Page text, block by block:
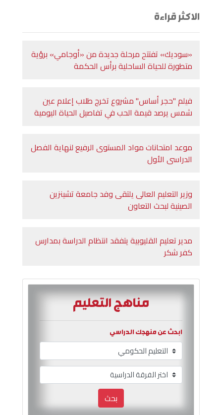
الاكثر قراءة
«سوديك» تفتتح مرحلة جديدة من «أوجامي» برؤية
متطورة للحياة الساحلية برأس الحكمة
فيلم "حجر أساس" مشروع تخرج طلاب إعلام عين
شمس يرصد قيمة الحب في تفاصيل الحياة اليومية
موعد امتحانات مواد المستوى الرفيع لنهاية الفصل
الدراسى الأول
وزير التعليم العالى يلتقى وفد جامعة تشينزين
الصينية لبحث التعاون
مدير تعليم القليوبية يتفقد انتظام الدراسة بمدارس
كفر شكر
مناهج التعليم
ابحث عن منهجك الدراسي
بحث